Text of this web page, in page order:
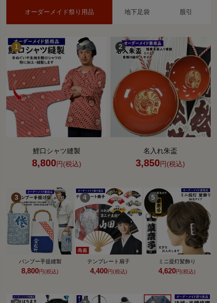
オーダーメイド祭り用品 地下足袋 股引
鯉口シャツ縫製
8,800円(税込)
名入れ朱盃
3,850円(税込)
バンブー手提縫製
8,800円(税込)
テンプレート扇子
4,400円(税込)
ミニ提灯髪飾り
4,620円(税込)